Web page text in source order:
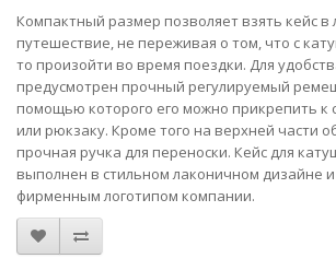
Компактный размер позволяет взять кейс в
путешествие, не переживая о том, что с
то произойти во время поездки. Для
предусмотрен прочный регулируемый
помощью которого его можно прикрепить к
или рюкзаку. Кроме того на верхней части
прочная ручка для переноски. Кейс для
выполнен в стильном лаконичном дизайне
фирменным логотипом компании.